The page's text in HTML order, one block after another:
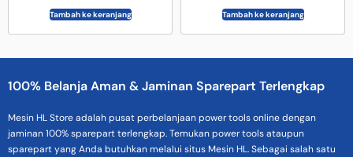
Tambah ke keranjang Tambah ke keranjang
100% Belanja Aman & Jaminan Sparepart Terlengkap
Mesin HL Store adalah pusat perbelanjaan power tools online dengan
jaminan 100% sparepart terlengkap. Temukan power tools ataupun
sparepart yang Anda butuhkan melalui situs Mesin HL. Sebagai salah satu